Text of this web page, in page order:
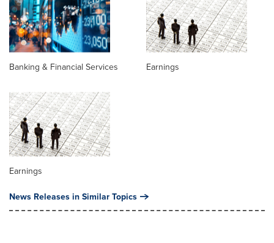
Banking & Financial Services Earnings
Earnings
News Releases in Similar Topics